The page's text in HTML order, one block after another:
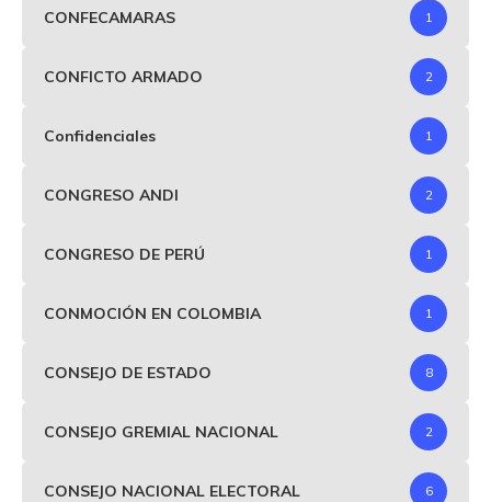
CONFECAMARAS 1
CONFICTO ARMADO 2
Confidenciales 1
CONGRESO ANDI 2
CONGRESO DE PERÚ 1
CONMOCIÓN EN COLOMBIA 1
CONSEJO DE ESTADO 8
CONSEJO GREMIAL NACIONAL 2
CONSEJO NACIONAL ELECTORAL 6